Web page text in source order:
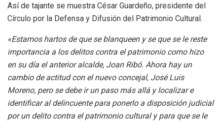
Así de tajante se muestra César Guardeño, presidente del
Círculo por la Defensa y Difusión del Patrimonio Cultural.
«Estamos hartos de que se blanqueen y se que se le reste
importancia a los delitos contra el patrimonio como hizo
en su día el anterior alcalde, Joan Ribó. Ahora hay un
cambio de actitud con el nuevo concejal, José Luis
Moreno, pero se debe ir un paso más allá y localizar e
identificar al delincuente para ponerlo a disposición judicial
por un delito contra el patrimonio cultural y para que se le